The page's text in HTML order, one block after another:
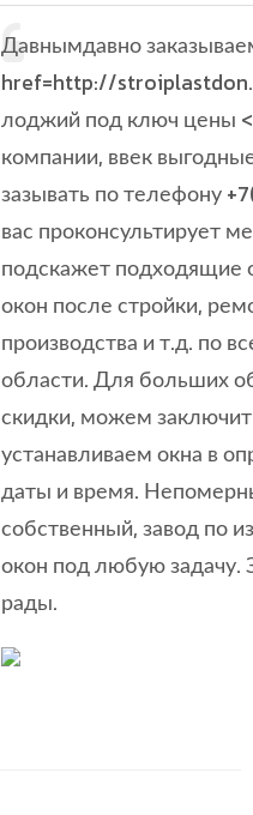
Давнымдавно
href=http://
лоджий под ключ цены
компании, ввек
зазывать по телефону
вас проконсультирует
подскажет подходящие
окон после стройки,
производства и т.д. по
области. Для больших
скидки, можем
устанавливаем окна в
даты и время.
собственный, завод по
окон под любую задачу.
рады.